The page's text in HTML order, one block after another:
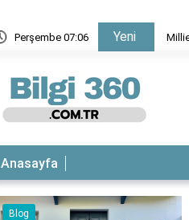
Perşembe 07:06 Yeni
Anasayfa
Blog